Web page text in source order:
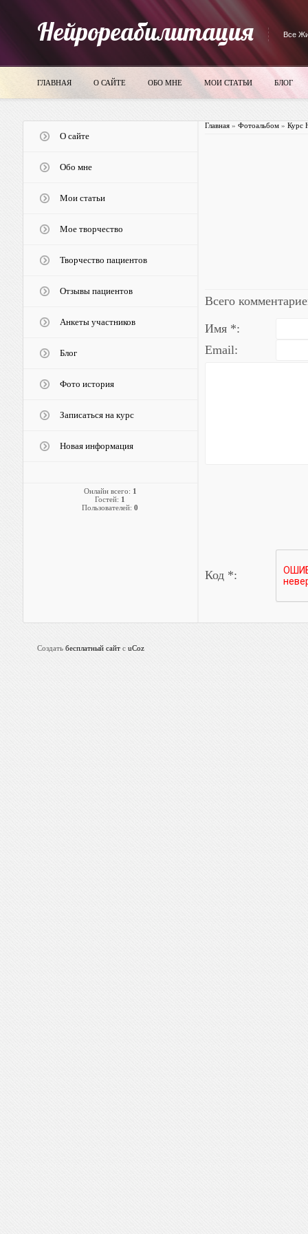
Нейрореабилитация Все
ГЛАВНАЯ О САЙТЕ ОБО МНЕ МОИ СТАТЬИ БЛОГ
О сайте
Обо мне
Мои статьи
Мое творчество
Творчество пациентов
Отзывы пациентов
Анкеты участников
Блог
Фото история
Записаться на курс
Новая информация
Онлайн всего: 1
Гостей: 1
Пользователей: 0
Главная» Фотоальбом» Курс
Всего
Имя *:
Email:
Код *:
Создать бесплатный сайт с uCoz